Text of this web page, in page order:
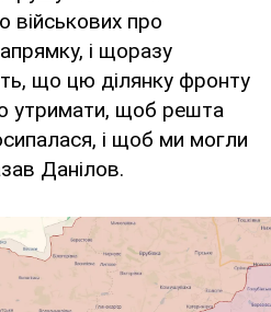
військових про
і щоразу
що цю ділянку фронту
утримати, щоб решта
і щоб ми могли
Данілов.